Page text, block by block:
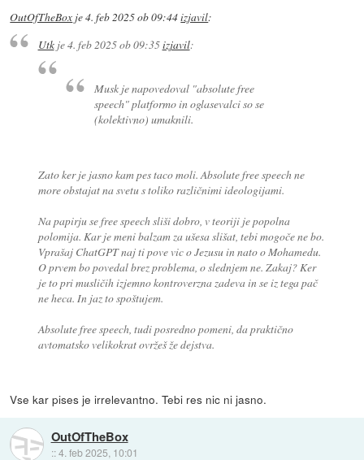
OutOfTheBox je4. feb 2025 ob 09:44izjavil:
Utkje4. feb 2025 ob 09:35izjavil:
Musk je napovedoval "absolute free
speech" platformo in oglasevalci so se
(kolektivno) umaknili.
Zato ker je jasno kam pes taco moli. Absolute free speech ne
more obstajat na svetu s toliko različnimi ideologijami.
Na papirju se free speech sliši dobro, v teoriji je popolna
polomija. Kar je meni balzam za ušesa slišat, tebi mogoče ne bo.
Vprašaj ChatGPT naj ti pove vic o Jezusu in nato o Mohamedu.
O prvem bo povedal brez problema, o slednjem ne. Zakaj? Ker
je to pri musličih izjemno kontroverzna zadeva in se iz tega pač
ne heca. In jaz to spoštujem.
Absolute free speech, tudi posredno pomeni, da praktično
avtomatsko velikokrat ovržeš že dejstva.
Vse kar pises je irrelevantno. Tebi res nic ni jasno.
OutOfTheBox
::4. feb 2025, 10:01